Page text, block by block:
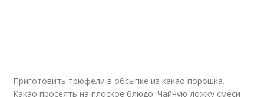
Приготовить трюфели в обсыпке из какао порошка.
Какао просеять на плоское блюдо. Чайную ложку смеси